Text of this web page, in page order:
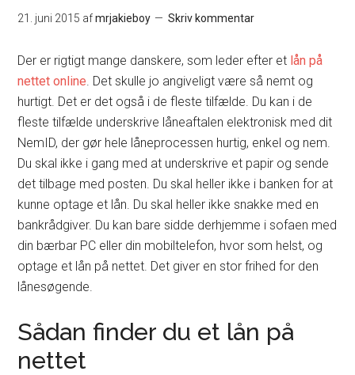
21. juni 2015 afmrjakieboy Skriv kommentar
Der er rigtigt mange danskere, som leder efter et lån på
nettet online. Det skulle jo angiveligt være så nemt og
hurtigt. Det er det også i de fleste tilfælde. Du kan i de
fleste tilfælde underskrive låneaftalen elektronisk med dit
NemID, der gør hele låneprocessen hurtig, enkel og nem.
Du skal ikke i gang med at underskrive et papir og sende
det tilbage med posten. Du skal heller ikke i banken for at
kunne optage et lån. Du skal heller ikke snakke med en
bankrådgiver. Du kan bare sidde derhjemme i sofaen med
din bærbar PC eller din mobiltelefon, hvor som helst, og
optage et lån på nettet. Det giver en stor frihed for den
lånesøgende.
Sådan finder du et lån på
nettet